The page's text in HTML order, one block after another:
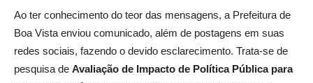
Ao ter conhecimento do teor das mensagens, a Prefeitura de
Boa Vista enviou comunicado, além de postagens em suas
redes sociais, fazendo o devido esclarecimento. Trata-se de
pesquisa de Avaliação de Impacto de Política Pública para